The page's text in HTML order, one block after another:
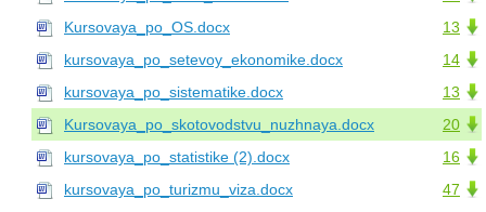
13
Kursovaya_po_OS.docx
14
kursovaya_po_setevoy_ekonomike.docx
13
kursovaya_po_sistematike.docx
20
Kursovaya_po_skotovodstvu_nuzhnaya.docx
16
kursovaya_po_statistike (2).docx
47
kursovaya_po_turizmu_viza.docx